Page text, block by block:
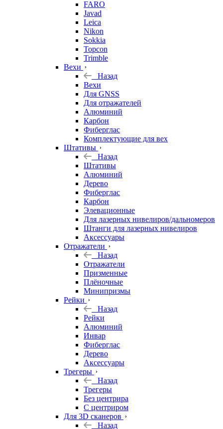
FARO
Javad
Leica
Nikon
Sokkia
Topcon
Trimble
Вехи
Назад
Вехи
Для GNSS
Для отражателей
Алюминий
Карбон
Фиберглас
Комплектующие для вех
Штативы
Назад
Штативы
Алюминий
Дерево
Фиберглас
Карбон
Элевационные
Для лазерных нивелиров/дальномеров
Штанги для лазерных нивелиров
Аксессуары
Отражатели
Назад
Отражатели
Призменные
Плёночные
Минипризмы
Рейки
Назад
Рейки
Алюминий
Инвар
Фиберглас
Дерево
Аксессуары
Трегеры
Назад
Трегеры
Без центрира
С центриром
Для 3D сканеров
Назад